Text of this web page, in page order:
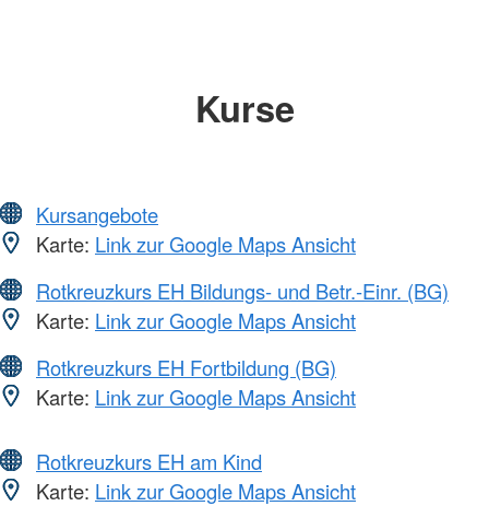
Kurse
Kursangebote
Karte: Link zur Google Maps Ansicht
Rotkreuzkurs EH Bildungs- und Betr.-Einr. (BG)
Karte: Link zur Google Maps Ansicht
Rotkreuzkurs EH Fortbildung (BG)
Karte: Link zur Google Maps Ansicht
Rotkreuzkurs EH am Kind
Karte: Link zur Google Maps Ansicht